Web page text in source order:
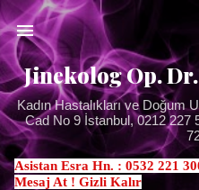
Jinekolog Op.
Kadın Hastalıkları ve Doğum
Cad No 9 İstanbul, 0212 227
Asistan Esra Hn. : 0532 221
Mesaj At ! Gizli Kalır